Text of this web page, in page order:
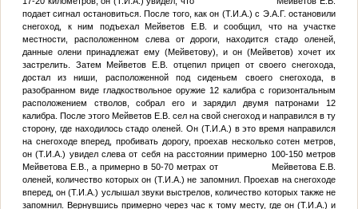
подает сигнал остановиться. После того, как он (Т.И.А. ) с Э.А.Г. остановили
снегоход, к ним подъехал Мейветов Е.В. и сообщил, что на участке
местности, расположенном слева от дороги, находится стадо оленей,
данные олени принадлежат ему (Мейветову), и он (Мейветов) хочет их
застрелить. Затем Мейветов Е.В. отцепил прицеп от своего снегохода,
достал из ниши, расположенной под сиденьем своего снегохода, в
разобранном виде гладкоствольное оружие 12 калибра с горизонтальным
расположением стволов, собрал его и зарядил двумя патронами 12
калибра. После этого Мейветов Е.В. сел на свой снегоход и направился в ту
сторону, где находилось стадо оленей. Он (Т.И.А. ) в это время направился
на снегоходе вперед, пробивать дорогу, проехав несколько сотен метров,
он (Т.И.А.) увидел слева от себя на расстоянии примерно 100-150 метров
Мейветова Е.В., а примерно в 50-70 метрах от Мейветова Е.В.
оленей, количество которых он (Т.И.А. ) не запомнил. Проехав на снегоходе
вперед, он (Т.И.А.) услышал звуки выстрелов, количество которых также не
запомнил. Вернувшись примерно через час к тому месту, где он (Т.И.А. ) и